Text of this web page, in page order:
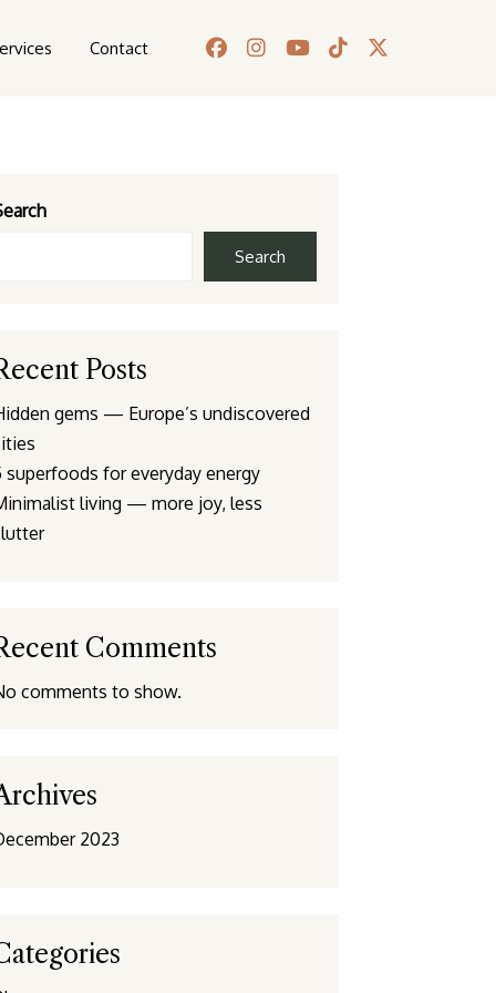
Contact
Search
Posts
gems — Europe’s undiscovered
superfoods for everyday energy
living — more joy, less
Comments
comments to show.
2023